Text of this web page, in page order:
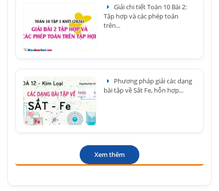
Giải chi tiết Toán 10 Bài 2:
Tập hợp và các phép toán
trên...
Phương pháp giải các dạng
bài tập về Sắt Fe, hỗn hợp...
Xem thêm